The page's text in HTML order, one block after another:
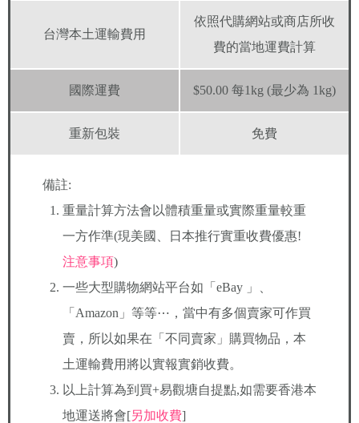
台灣本土運輸費用
依照代購網站或商店所收
費的當地運費計算
國際運費 $50.00 每1kg (最少為 1kg)
重新包裝 免費
備註:
重量計算方法會以體積重量或實際重量較重
一方作準(現美國、日本推行實重收費優惠!
注意事項)
一些大型購物網站平台如「eBay 」、
「Amazon」等等⋯，當中有多個賣家可作買
賣，所以如果在「不同賣家」購買物品，本
土運輸費用將以實報實銷收費。
以上計算為到買+易觀塘自提點,如需要香港本
地運送將會[另加收費]